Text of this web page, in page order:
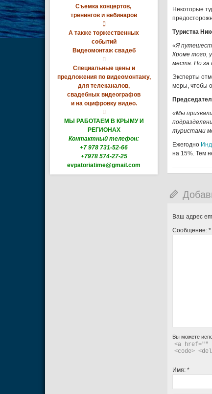
Съемка концертов,
тренингов и вебинаров

А также торжественных
событий
Видеомонтаж свадеб

Специальные цены и
предложения по видеомонтажу,
для телеканалов,
свадебных видеографов
и на оцифровку видео.

МЫ РАБОТАЕМ В КРЫМУ И
РЕГИОНАХ
Контактный телефон:
+7 978 731-52-66
+7978 574-27-25
evpatoriatime@gmail.com
Некоторые
Туристка
«Я
Кроме того,
места. Но за
Эксперты
меры, чтобы
«Мы
туристами
Ежегодно
на 15%. Тем
Ваш адрес
Сообщение: *
Вы можете
<a href=""
<code>
Имя: *